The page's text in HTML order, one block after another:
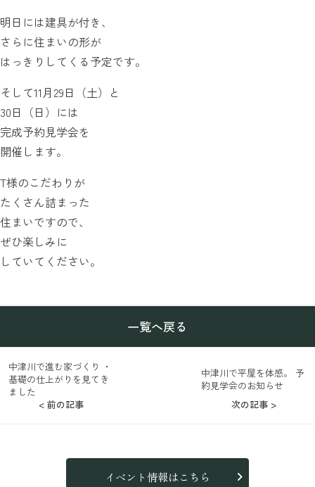
明日には建具が付き、
さらに住まいの形が
はっきりしてくる予定です。
そして11月29日（土）と
30日（日）には
完成予約見学会を
開催します。
T様のこだわりが
たくさん詰まった
住まいですので、
ぜひ楽しみに
していてください。
< 前の記事
中津川で進む家づくり ・
基礎の仕上がりを見てき
ました
一覧へ戻る
中津川で平屋を体感。 予
約見学会のお知らせ
次の記事 >
イベント情報はこちら